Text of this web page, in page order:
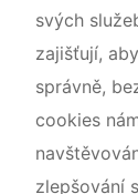
svých
zajišťují,
správně,
cookies
zlepšování